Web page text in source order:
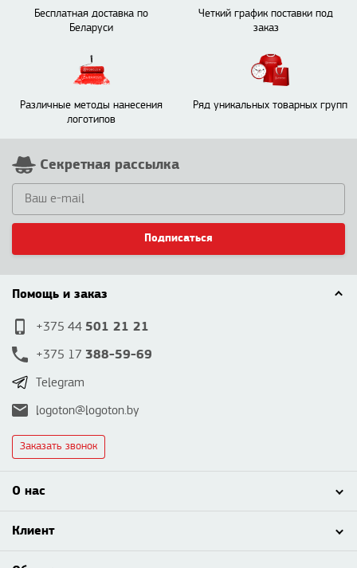
Бесплатная доставка по
Беларуси
Четкий график поставки под
заказ
Различные методы нанесения
логотипов
Ряд уникальных товарных групп
Секретная рассылка
Подписаться
Помощь и заказ
+375 44 501 21 21
+375 17 388-59-69
Telegram
logoton@logoton.by
Заказать звонок
О нас
Клиент